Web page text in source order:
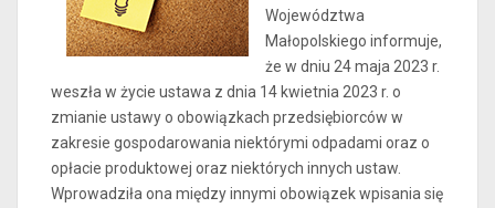
Województwa
Małopolskiego informuje,
że w dniu 24 maja 2023 r.
weszła w życie ustawa z dnia 14 kwietnia 2023 r. o
zmianie ustawy o obowiązkach przedsiębiorców w
zakresie gospodarowania niektórymi odpadami oraz o
opłacie produktowej oraz niektórych innych ustaw.
Wprowadziła ona między innymi obowiązek wpisania się